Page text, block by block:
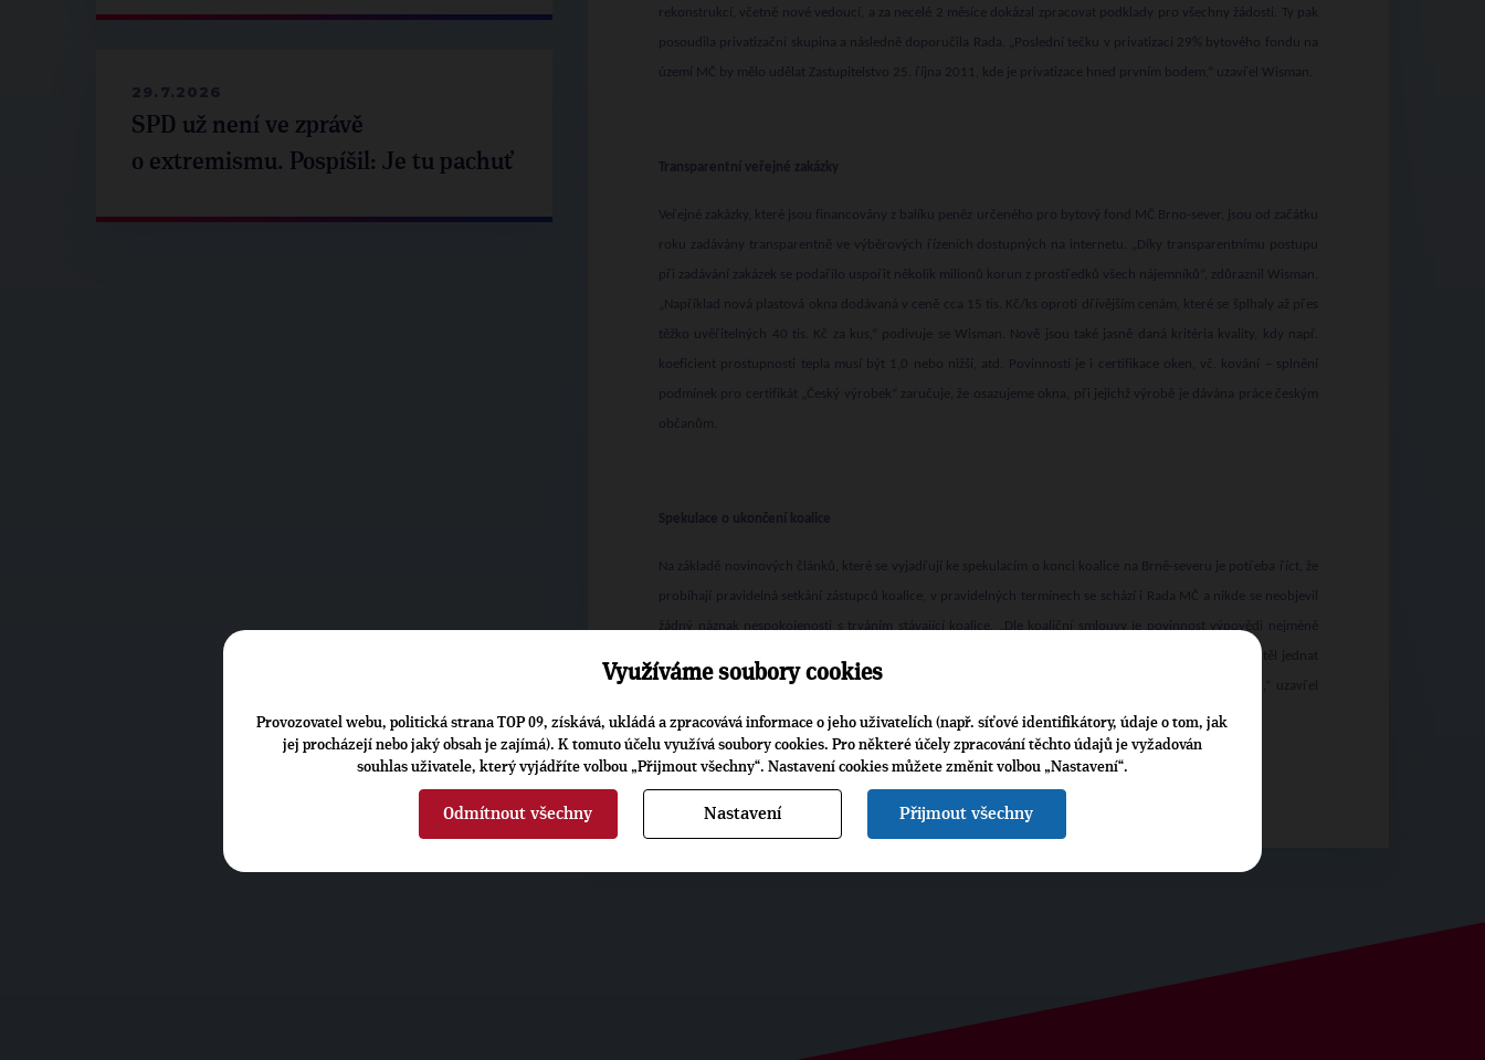
29.7.2026
SPD už není ve zprávě
o extremismu. Pospíšil: Je tu pachuť
rekonstrukcí, včetně nové vedoucí, a za necelé 2 měsíce dokázal zpracovat podklady pro všechny žádosti. Ty pak
posoudila privatizační skupina a následně doporučila Rada. „Poslední tečku v privatizaci 29% bytového fondu na
území MČ by mělo udělat Zastupitelstvo 25. října 2011, kde je privatizace hned prvním bodem,“ uzavřel Wisman.
Transparentní veřejné zakázky
Veřejné zakázky, které jsou financovány z balíku peněz určeného pro bytový fond MČ Brno-sever, jsou od začátku
roku zadávány transparentně ve výběrových řízeních dostupných na internetu. „Díky transparentnímu postupu
při zadávání zakázek se podařilo uspořit několik milionů korun z prostředků všech nájemníků“, zdůraznil Wisman.
„Například nová plastová okna dodávaná v ceně cca 15 tis. Kč/ks oproti dřívějším cenám, které se šplhaly až přes
těžko uvěřitelných 40 tis. Kč za kus,“ podivuje se Wisman. Nově jsou také jasně daná kritéria kvality, kdy např.
koeficient prostupnosti tepla musí být 1,0 nebo nižší, atd. Povinností je i certifikace oken, vč. kování – splnění
podmínek pro certifikát „Český výrobek“ zaručuje, že osazujeme okna, při jejichž výrobě je dávána práce českým
občanům.
Spekulace o ukončení koalice
Na základě novinových článků, které se vyjadřují ke spekulacím o konci koalice na Brně-severu je potřeba říct, že
probíhají pravidelná setkání zástupců koalice, v pravidelných termínech se schází i Rada MČ a nikde se neobjevil
žádný náznak nespokojenosti s trváním stávající koalice. „Dle koaliční smlouvy je povinnost výpovědi nejméně
v měsíčním předstihu a to nenastalo,“ řekl Wisman. „TOP 09 nevěří, že by kterýkoli koaliční partner chtěl jednat
natolik neseriózně, že by ukončil koalici prostým hlasováním s opozicí na následujícím Zastupitelstvu,“ uzavřel
Využíváme soubory cookies
Provozovatel webu, politická strana TOP 09, získává, ukládá a zpracovává informace o jeho uživatelích (např. síťové identifikátory, údaje o tom, jak
jej procházejí nebo jaký obsah je zajímá). K tomuto účelu využívá soubory cookies. Pro některé účely zpracování těchto údajů je vyžadován
souhlas uživatele, který vyjádříte volbou „Přijmout všechny“. Nastavení cookies můžete změnit volbou „Nastavení“.
Odmítnout všechny Nastavení Přijmout všechny